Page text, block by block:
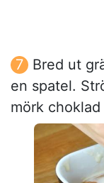
Bred ut
en spatel.
mörk